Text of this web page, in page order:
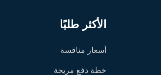
الأكثر طلبًا
أسعار منافسة
خطة دفع مريحة